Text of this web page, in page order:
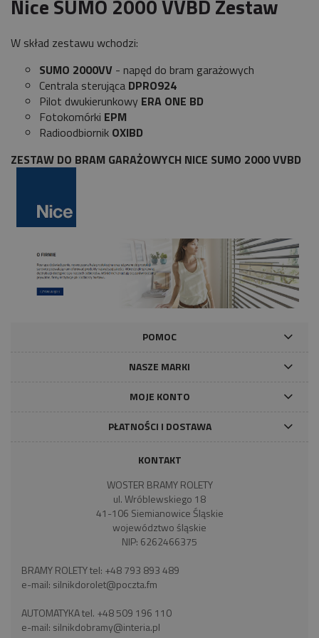
Nice SUMO 2000 VVBD Zestaw
W skład zestawu wchodzi:
SUMO 2000VV - napęd do bram garażowych
Centrala sterująca DPRO924
Pilot dwukierunkowy ERA ONE BD
Fotokomórki EPM
Radioodbiornik OXIBD
ZESTAW DO BRAM GARAŻOWYCH NICE SUMO 2000 VVBD
POMOC
NASZE MARKI
MOJE KONTO
PŁATNOŚCI I DOSTAWA
KONTAKT
WOSTER BRAMY ROLETY
ul. Wróblewskiego 18
41-106 Siemianowice Śląskie
województwo śląskie
NIP: 6262466375
BRAMY ROLETY tel: +48 793 893 489
e-mail: silnikdorolet@poczta.fm
AUTOMATYKA tel. +48 509 196 110
e-mail: silnikdobramy@interia.pl